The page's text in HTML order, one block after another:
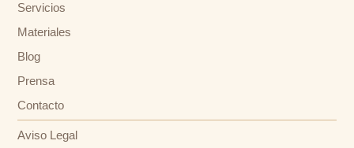
Servicios
Materiales
Blog
Prensa
Contacto
Aviso Legal